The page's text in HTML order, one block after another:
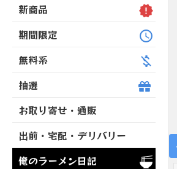
新商品
期間限定
無料系
抽選
お取り寄せ・通販
出前・宅配・デリバリー
俺のラーメン日記